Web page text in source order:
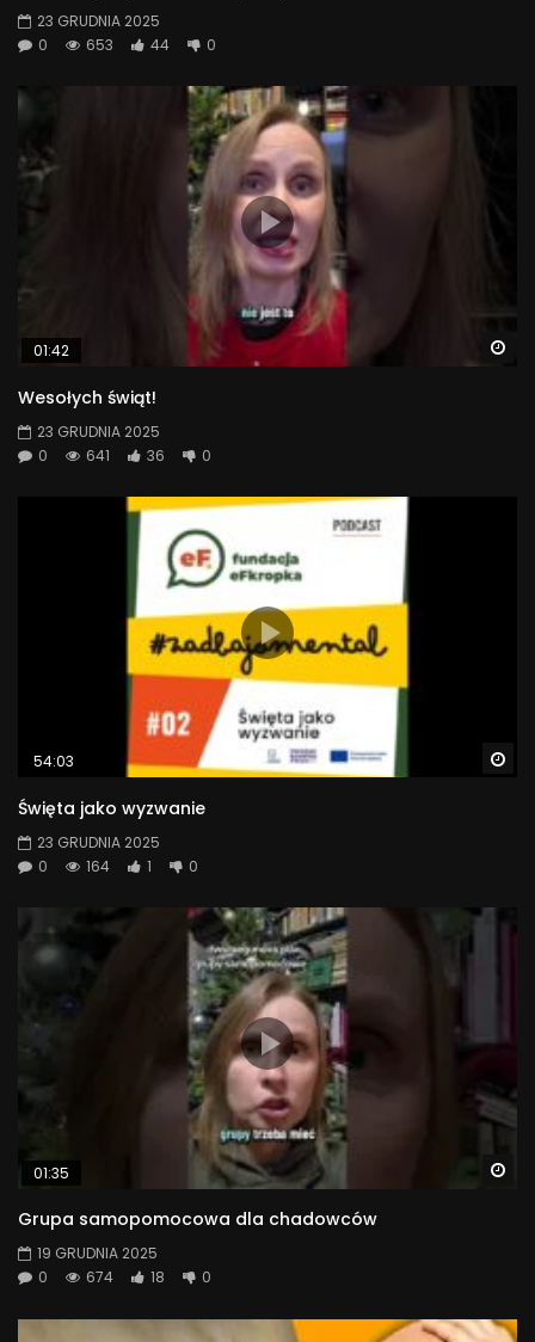
23 GRUDNIA 2025
0
653 44 0
01:42
Wesołych świąt!
23 GRUDNIA 2025
0
641 36 0
54:03
Święta jako wyzwanie
23 GRUDNIA 2025
0
164 1 0
01:35
Grupa samopomocowa dla chadowców
19 GRUDNIA 2025
0
674 18 0